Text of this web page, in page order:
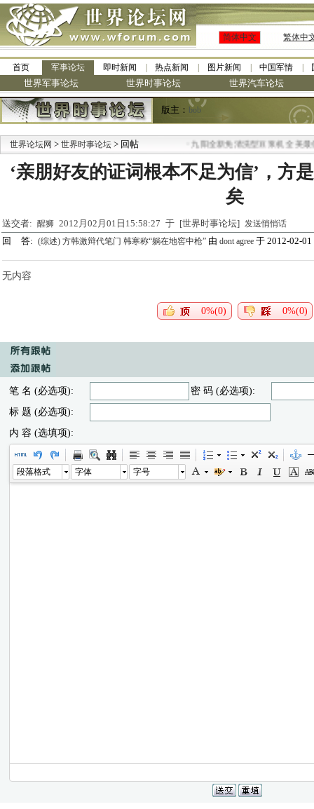
简体中文 繁体中
首页 军事论坛 即时新闻 热点新闻 图片新闻 中国军情
世界军事论坛 世界时事论坛 世界汽车论坛
版主： bob
世界论坛网 > 世界时事论坛 > 回帖 九阳全新免清洗型豆浆机 全美最低
‘亲朋好友的证词根本不足为信’，方
矣
送交者: 醒狮 2012月02月01日15:58:27 于 [世界时事论坛] 发送悄悄话
回 答: (综述) 方韩激辩代笔门 韩寒称“躺在地窖中枪” 由 dont agree 于 2012-02-
无内容
0%(0) 0%(0)
笔 名 (必选项):
密 码 (必选项):
标 题 (必选项):
内 容 (选填项):
段落格式 字体 字号